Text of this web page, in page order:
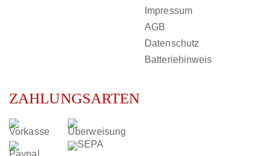
Impressum
AGB
Datenschutz
Batteriehinweis
ZAHLUNGSARTEN